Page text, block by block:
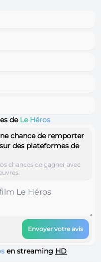
de Le Héros
chance de remporter
des plateformes de
chances de gagner avec
Envoyer votre avis
en streaming HD